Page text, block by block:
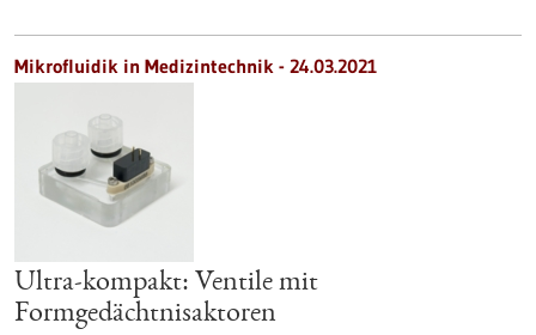
Mikrofluidik in Medizintechnik - 24.03.2021
Ultra-kompakt: Ventile mit
Formgedächtnisaktoren